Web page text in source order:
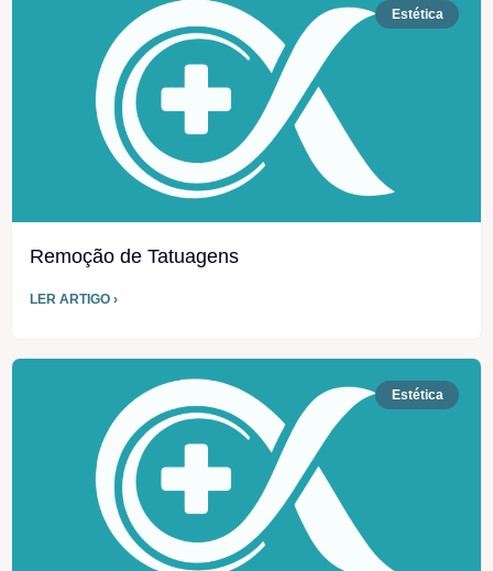
Estética
Remoção de Tatuagens
LER ARTIGO ›
Estética